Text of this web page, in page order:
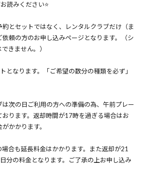
読みください⭐️
約とセットではなく、レンタルクラブだけ（ま
頼の方のお申し込みページとなります。（シ
きません。）
となります。「ご希望の数分の種類を必ず」
は次の日ご利用の方への準備の為、午前プレー
ります。返却時間が17時を過ぎる場合はお
かかります。
場合も延長料金はかかります。また返却が21
分の料金となります。ご了承の上お申し込み